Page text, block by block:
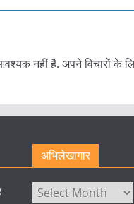
नहीं है. अपने विचारों के
अभिलेखागार
अभिलेखागार